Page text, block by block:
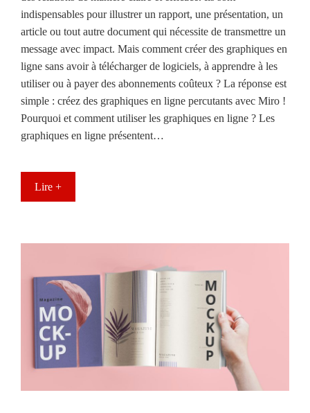
indispensables pour illustrer un rapport, une présentation, un
article ou tout autre document qui nécessite de transmettre un
message avec impact. Mais comment créer des graphiques en
ligne sans avoir à télécharger de logiciels, à apprendre à les
utiliser ou à payer des abonnements coûteux ? La réponse est
simple : créez des graphiques en ligne percutants avec Miro !
Pourquoi et comment utiliser les graphiques en ligne ? Les
graphiques en ligne présentent…
Lire +